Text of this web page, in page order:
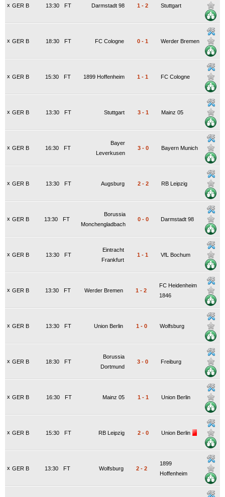
x GER B FT
13:30 Darmstadt 98 1 - 2 Stuttgart
x GER B FT
18:30 FC Cologne 0 - 1 Werder Bremen
x GER B FT
15:30 1899 Hoffenheim 1 - 1 FC Cologne
x GER B FT
13:30 Stuttgart 3 - 1 Mainz 05
x GER B FT
16:30
Bayer
Leverkusen
3 - 0 Bayern Munich
x GER B FT
13:30 Augsburg 2 - 2 RB Leipzig
x GER B FT
13:30
Borussia
Monchengladbach
0 - 0 Darmstadt 98
x GER B FT
13:30
Eintracht
Frankfurt
1 - 1 VfL Bochum
x GER B FT
13:30 Werder Bremen 1 - 2
FC Heidenheim
1846
x GER B FT
13:30 Union Berlin 1 - 0 Wolfsburg
x GER B FT
18:30
Borussia
Dortmund
3 - 0 Freiburg
x GER B FT
16:30 Mainz 05 1 - 1 Union Berlin
x GER B FT
15:30 RB Leipzig 2 - 0 Union Berlin
x GER B FT
13:30 Wolfsburg 2 - 2
1899
Hoffenheim